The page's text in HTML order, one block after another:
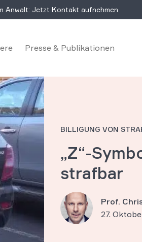
Anwalt: Jetzt Kontakt aufnehmen
Presse & Publikationen
BILLIGUNG VON
„Z“-
strafbar
Prof.
27.